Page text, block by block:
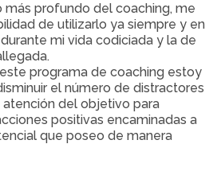
más profundo del coaching, me
de utilizarlo ya siempre y en
mi vida codiciada y la de
programa de coaching estoy
el número de distractores
del objetivo para
positivas encaminadas a
que poseo de manera